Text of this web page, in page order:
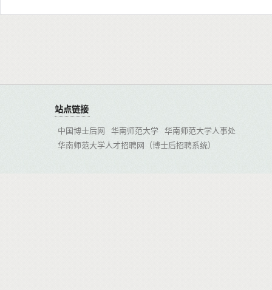
站点链接
中国博士后网 华南师范大学 华南师范大学人事处
华南师范大学人才招聘网（博士后招聘系统）